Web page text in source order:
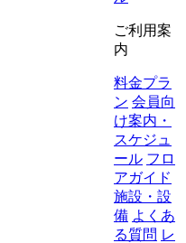
ご利用案
内
料金プラ
ン 会員向
け案内・
スケジュ
ール フロ
アガイド
施設・設
備 よくあ
る質問 レ